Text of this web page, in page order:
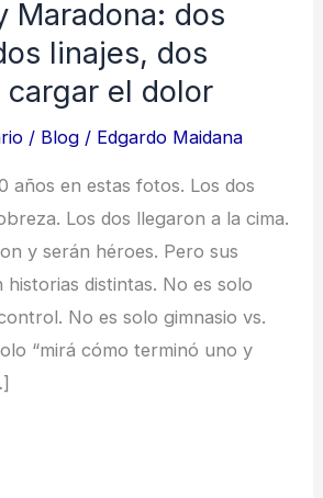
Maradona: dos
linajes, dos
el dolor
/ Blog / Edgardo Maidana
años en estas fotos. Los dos
Los dos llegaron a la cima.
y serán héroes. Pero sus
distintas. No es solo
No es solo gimnasio vs.
“mirá cómo terminó uno y